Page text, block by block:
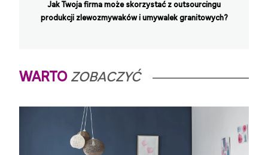
Jak Twoja firma może skorzystać z outsourcingu
produkcji zlewozmywaków i umywalek granitowych?
WARTO ZOBACZYĆ